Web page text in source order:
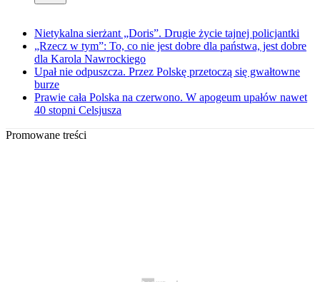
Nietykalna sierżant „Doris”. Drugie życie tajnej policjantki
„Rzecz w tym”: To, co nie jest dobre dla państwa, jest dobre
dla Karola Nawrockiego
Upał nie odpuszcza. Przez Polskę przetoczą się gwałtowne
burze
Prawie cała Polska na czerwono. W apogeum upałów nawet
40 stopni Celsjusza
Promowane treści